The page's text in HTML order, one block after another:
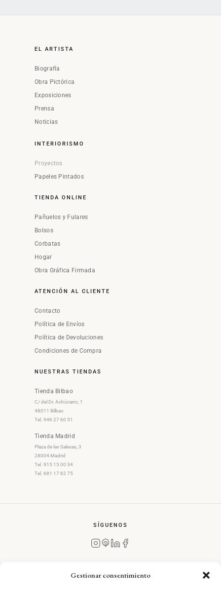
Gestionar consentimiento
EL ARTISTA
Biografía
Obra Pictórica
Exposiciones
Prensa
Noticias
INTERIORISMO
Proyectos
Papeles Pintados
TIENDA ONLINE
Pañuelos y Fulares
Bolsos
Corbatas
Hogar
Obra Gráfica Firmada
ATENCIÓN AL CLIENTE
Contacto
Política de Envíos
Política de Devoluciones
Condiciones de Compra
NUESTRAS TIENDAS
Tienda Bilbao
C/ del Dr. Achúcarro, 1
48011 Bilbao
Tel. 946 27 60 51
Tienda Madrid
Plaza de las Salesas, 3
28004 Madrid
Tel. 915 15 00 34
Tel. 681 17 62 75
SÍGUENOS